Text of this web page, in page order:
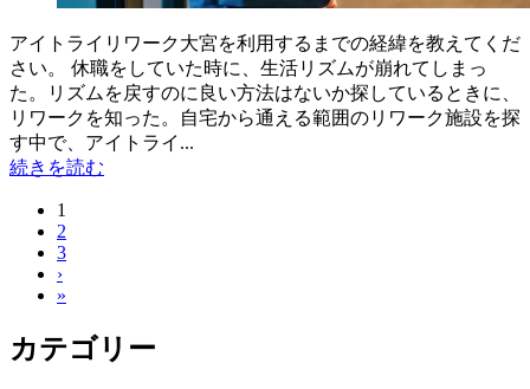
アイトライリワーク大宮を利用するまでの経緯を教えてくだ
さい。 休職をしていた時に、生活リズムが崩れてしまっ
た。リズムを戻すのに良い方法はないか探しているときに、
リワークを知った。自宅から通える範囲のリワーク施設を探
す中で、アイトライ...
続きを読む
1
2
3
›
»
カテゴリー